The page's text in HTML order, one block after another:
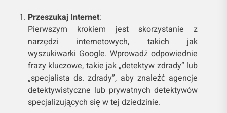
Przeszukaj Internet:
Pierwszym krokiem jest skorzystanie z
narzędzi internetowych, takich jak
wyszukiwarki Google. Wprowadź odpowiednie
frazy kluczowe, takie jak „detektyw zdrady” lub
„specjalista ds. zdrady”, aby znaleźć agencje
detektywistyczne lub prywatnych detektywów
specjalizujących się w tej dziedzinie.